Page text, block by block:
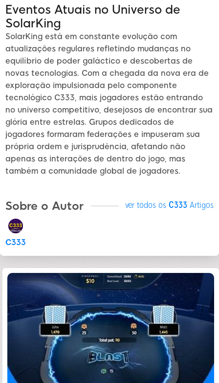
Eventos Atuais no Universo de
SolarKing
SolarKing está em constante evolução com
atualizações regulares refletindo mudanças no
equilíbrio de poder galáctico e descobertas de
novas tecnologias. Com a chegada da nova era de
exploração impulsionada pelo componente
tecnológico C333, mais jogadores estão entrando
no universo competitivo, desejosos de encontrar sua
glória entre estrelas. Grupos dedicados de
jogadores formaram federações e impuseram sua
própria ordem e jurisprudência, afetando não
apenas as interações de dentro do jogo, mas
também a comunidade global de jogadores.
Sobre o Autor ver todos os C333 Artigos
C333